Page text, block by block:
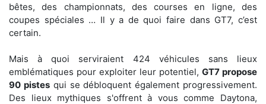
bêtes, des championnats, des courses en ligne, des
coupes spéciales … Il y a de quoi faire dans GT7, c’est
certain.
Mais à quoi serviraient 424 véhicules sans lieux
emblématiques pour exploiter leur potentiel, GT7 propose
90 pistesqui se débloquent également progressivement.
Des lieux mythiques s'offrent à vous comme Daytona,